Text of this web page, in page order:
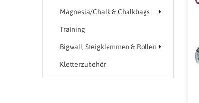
Magnesia/Chalk & Chalkbags
Training
Bigwall, Steigklemmen & Rollen
Kletterzubehör